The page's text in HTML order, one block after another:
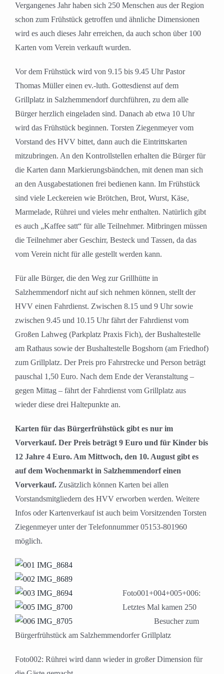
Vergangenes Jahr haben sich 250 Menschen aus der Region
schon zum Frühstück getroffen und ähnliche Dimensionen
wird es auch dieses Jahr erreichen, da auch schon über 100
Karten vom Verein verkauft wurden.
Vor dem Frühstück wird von 9.15 bis 9.45 Uhr Pastor
Thomas Müller einen ev.-luth. Gottesdienst auf dem
Grillplatz in Salzhemmendorf durchführen, zu dem alle
Bürger herzlich eingeladen sind. Danach ab etwa 10 Uhr
wird das Frühstück beginnen. Torsten Ziegenmeyer vom
Vorstand des HVV bittet, dann auch die Eintrittskarten
mitzubringen. An den Kontrollstellen erhalten die Bürger für
die Karten dann Markierungsbändchen, mit denen man sich
an den Ausgabestationen frei bedienen kann. Im Frühstück
sind viele Leckereien wie Brötchen, Brot, Wurst, Käse,
Marmelade, Rührei und vieles mehr enthalten. Natürlich gibt
es auch „Kaffee satt“ für alle Teilnehmer. Mitbringen müssen
die Teilnehmer aber Geschirr, Besteck und Tassen, da das
vom Verein nicht für alle gestellt werden kann.
Für alle Bürger, die den Weg zur Grillhütte in
Salzhemmendorf nicht auf sich nehmen können, stellt der
HVV einen Fahrdienst. Zwischen 8.15 und 9 Uhr sowie
zwischen 9.45 und 10.15 Uhr fährt der Fahrdienst vom
Großen Lahweg (Parkplatz Praxis Fich), der Bushaltestelle
am Rathaus sowie der Bushaltestelle Bogshorn (am Friedhof)
zum Grillplatz. Der Preis pro Fahrstrecke und Person beträgt
pauschal 1,50 Euro. Nach dem Ende der Veranstaltung –
gegen Mittag – fährt der Fahrdienst vom Grillplatz aus
wieder diese drei Haltepunkte an.
Karten für das Bürgerfrühstück gibt es nur im
Vorverkauf. Der Preis beträgt 9 Euro und für Kinder bis
12 Jahre 4 Euro. Am Mittwoch, den 10. August gibt es
auf dem Wochenmarkt in Salzhemmendorf einen
Vorverkauf. Zusätzlich können Karten bei allen
Vorstandsmitgliedern des HVV erworben werden. Weitere
Infos oder Kartenverkauf ist auch beim Vorsitzenden Torsten
Ziegenmeyer unter der Telefonnummer 05153-801960
möglich.
Foto001+004+005+006:
Letztes Mal kamen 250
Besucher zum
Bürgerfrühstück am Salzhemmendorfer Grillplatz
Foto002: Rührei wird dann wieder in großer Dimension für